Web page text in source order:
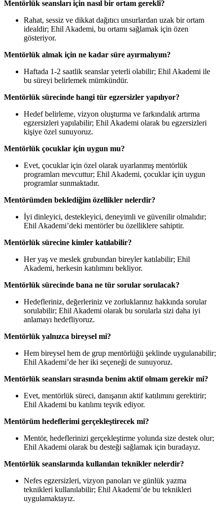
Mentörlük seansları için nasıl bir ortam gerekli?
Rahat, sessiz ve dikkat dağıtıcı unsurlardan uzak bir ortam
idealdir; Ehil Akademi, bu ortamı sağlamak için özen
gösteriyor.
Mentörlük almak için ne kadar süre ayırmalıyım?
Haftada 1-2 saatlik seanslar yeterli olabilir; Ehil Akademi ile
bu süreyi belirlemek mümkündür.
Mentörlük sürecinde hangi tür egzersizler yapılıyor?
Hedef belirleme, vizyon oluşturma ve farkındalık artırma
egzersizleri yapılabilir; Ehil Akademi olarak bu egzersizleri
kişiye özel sunuyoruz.
Mentörlük çocuklar için uygun mu?
Evet, çocuklar için özel olarak uyarlanmış mentörlük
programları mevcuttur; Ehil Akademi, çocuklar için uygun
programlar sunmaktadır.
Mentörümden beklediğim özellikler nelerdir?
İyi dinleyici, destekleyici, deneyimli ve güvenilir olmalıdır;
Ehil Akademi’deki mentörler bu özelliklere sahiptir.
Mentörlük sürecine kimler katılabilir?
Her yaş ve meslek grubundan bireyler katılabilir; Ehil
Akademi, herkesin katılımını bekliyor.
Mentörlük sürecinde bana ne tür sorular sorulacak?
Hedefleriniz, değerleriniz ve zorluklarınız hakkında sorular
sorulabilir; Ehil Akademi olarak bu sorularla sizi daha iyi
anlamayı hedefliyoruz.
Mentörlük yalnızca bireysel mi?
Hem bireysel hem de grup mentörlüğü şeklinde uygulanabilir;
Ehil Akademi’de her iki seçeneği de sunuyoruz.
Mentörlük seansları sırasında benim aktif olmam gerekir mi?
Evet, mentörlük süreci, danışanın aktif katılımını gerektirir;
Ehil Akademi bu katılımı teşvik ediyor.
Mentörüm hedeflerimi gerçekleştirecek mi?
Mentör, hedeflerinizi gerçekleştirme yolunda size destek olur;
Ehil Akademi olarak bu desteği sağlamak için buradayız.
Mentörlük seanslarında kullanılan teknikler nelerdir?
Nefes egzersizleri, vizyon panoları ve günlük yazma
teknikleri kullanılabilir; Ehil Akademi’de bu teknikleri
uygulamaktayız.